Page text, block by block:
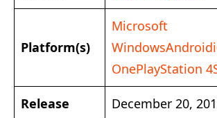
Platform(s)
Microsoft
WindowsAndroid
OnePlayStation 4
Release December 20,